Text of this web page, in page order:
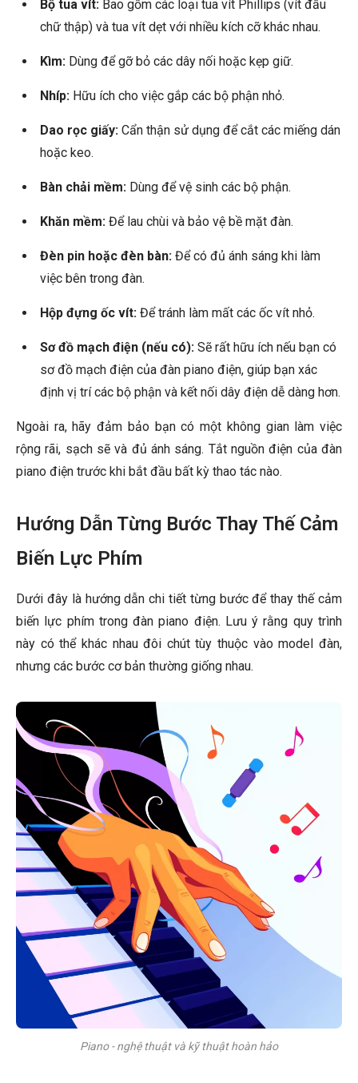
Bộ tua vít: Bao gồm các loại tua vít Phillips (vít đầu
chữ thập) và tua vít dẹt với nhiều kích cỡ khác nhau.
Kìm: Dùng để gỡ bỏ các dây nối hoặc kẹp giữ.
Nhíp: Hữu ích cho việc gắp các bộ phận nhỏ.
Dao rọc giấy: Cẩn thận sử dụng để cắt các miếng dán
hoặc keo.
Bàn chải mềm: Dùng để vệ sinh các bộ phận.
Khăn mềm: Để lau chùi và bảo vệ bề mặt đàn.
Đèn pin hoặc đèn bàn: Để có đủ ánh sáng khi làm
việc bên trong đàn.
Hộp đựng ốc vít: Để tránh làm mất các ốc vít nhỏ.
Sơ đồ mạch điện (nếu có): Sẽ rất hữu ích nếu bạn có
sơ đồ mạch điện của đàn piano điện, giúp bạn xác
định vị trí các bộ phận và kết nối dây điện dễ dàng hơn.
Ngoài ra, hãy đảm bảo bạn có một không gian làm việc
rộng rãi, sạch sẽ và đủ ánh sáng. Tắt nguồn điện của đàn
piano điện trước khi bắt đầu bất kỳ thao tác nào.
Hướng Dẫn Từng Bước Thay Thế Cảm
Biến Lực Phím
Dưới đây là hướng dẫn chi tiết từng bước để thay thế cảm
biến lực phím trong đàn piano điện. Lưu ý rằng quy trình
này có thể khác nhau đôi chút tùy thuộc vào model đàn,
nhưng các bước cơ bản thường giống nhau.
Piano - nghệ thuật và kỹ thuật hoàn hảo